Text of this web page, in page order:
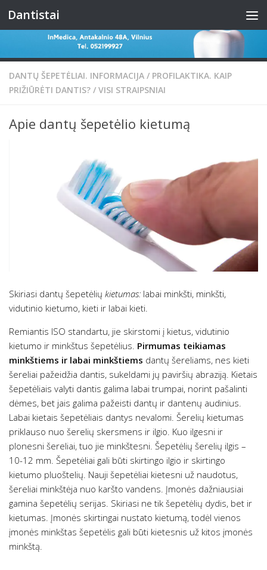
Skip to content
Dantistai
DANTŲ ŠEPETĖLIAI. INFORMACIJA / PROFILAKTIKA. KAIP
PRIŽIŪRĖTI DANTIS? / VISI STRAIPSNIAI
Apie dantų šepetėlio kietumą
Skiriasi dantų šepetėlių kietumas: labai minkšti, minkšti,
vidutinio kietumo, kieti ir labai kieti.
Remiantis ISO standartu, jie skirstomi į kietus, vidutinio
kietumo ir minkštus šepetėlius. Pirmumas teikiamas
minkštiems ir labai minkštiems dantų šereliams, nes kieti
šereliai pažeidžia dantis, sukeldami jų paviršių abraziją. Kietais
šepetėliais valyti dantis galima labai trumpai, norint pašalinti
dėmes, bet jais galima pažeisti dantų ir dantenų audinius.
Labai kietais šepetėliais dantys nevalomi. Šerelių kietumas
priklauso nuo šerelių skersmens ir ilgio. Kuo ilgesni ir
plonesni šereliai, tuo jie minkštesni. Šepetėlių šerelių ilgis –
10-12 mm. Šepetėliai gali būti skirtingo ilgio ir skirtingo
kietumo pluoštelių. Nauji šepetėliai kietesni už naudotus,
šereliai minkštėja nuo karšto vandens. Įmonės dažniausiai
gamina šepetėlių serijas. Skiriasi ne tik šepetėlių dydis, bet ir
kietumas. Įmonės skirtingai nustato kietumą, todėl vienos
įmonės minkštas šepetėlis gali būti kietesnis už kitos įmonės
minkštą.